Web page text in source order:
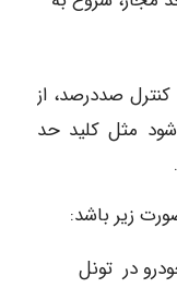
صددرصد، از
مثل کلید حد
زیر باشد:
در تونل